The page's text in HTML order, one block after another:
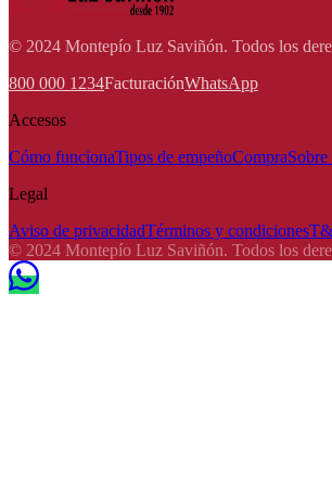
© 2024 Montepío Luz Saviñón. Todos los
800 000 1234FacturaciónWhatsApp
Accesos
Cómo funcionaTipos de empeñoCompraSobre
Legal
Aviso de privacidadTérminos y condiciones
© 2024 Montepío Luz Saviñón. Todos los